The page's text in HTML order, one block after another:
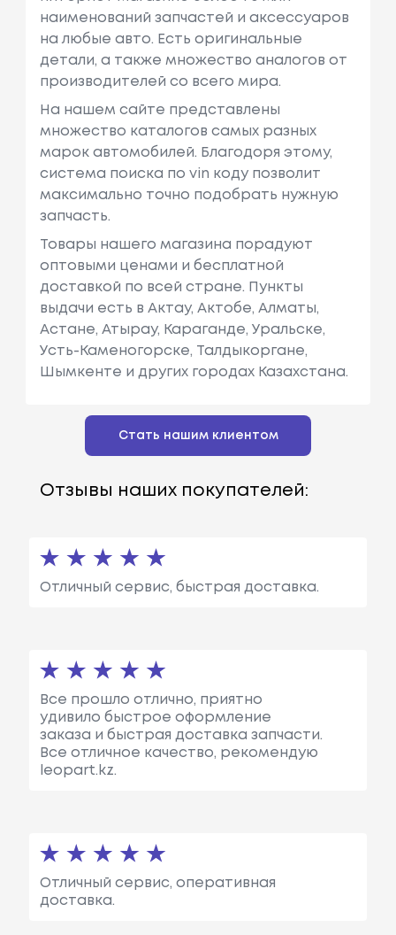
наименований запчастей и аксессуаров
на любые авто. Есть оригинальные
детали, а также множество аналогов от
производителей со всего мира.
На нашем сайте представлены
множество каталогов самых разных
марок автомобилей. Благодоря этому,
система поиска по vin коду позволит
максимально точно подобрать нужную
запчасть.
Товары нашего магазина порадуют
оптовыми ценами и бесплатной
доставкой по всей стране. Пункты
выдачи есть в Актау, Актобе, Алматы,
Астане, Атырау, Караганде, Уральске,
Усть-Каменогорске, Талдыкоргане,
Шымкенте и других городах Казахстана.
Стать нашим клиентом
Отзывы наших покупателей:
Отличный сервис, быстрая доставка.
Все прошло отлично, приятно
удивило быстрое оформление
заказа и быстрая доставка запчасти.
Все отличное качество, рекомендую
leopart.kz.
Отличный сервис, оперативная
доставка.